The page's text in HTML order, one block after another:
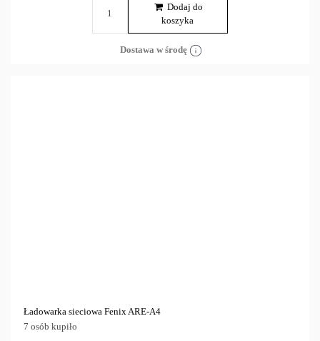
Dodaj do
koszyka
Dostawa w środę
Ładowarka sieciowa Fenix ARE-A4
7 osób kupiło